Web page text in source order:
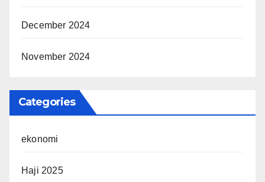
December 2024
November 2024
Categories
ekonomi
Haji 2025